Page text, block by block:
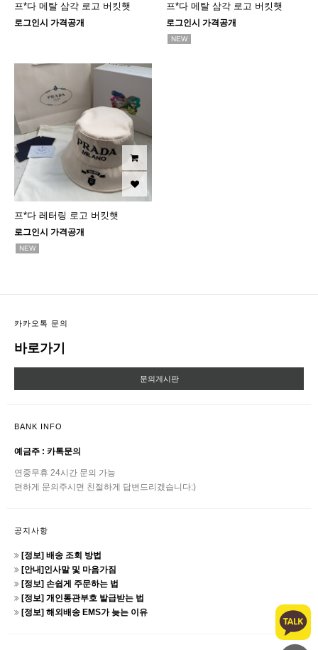
프*다 메탈 삼각 로고 버킷햇
로그인시 가격공개
프*다 메탈 삼각 로고 버킷햇
로그인시 가격공개
NEW
프*다 레터링 로고 버킷햇
로그인시 가격공개
NEW
카카오톡 문의
바로가기
문의게시판
BANK INFO
예금주 : 카톡문의
연중무휴 24시간 문의 가능
편하게 문의주시면 친절하게 답변드리겠습니다:)
공지사항
[정보] 배송 조회 방법
[안내]인사말 및 마음가짐
[정보] 손쉽게 주문하는 법
[정보] 개인통관부호 발급받는 법
[정보] 해외배송 EMS가 늦는 이유